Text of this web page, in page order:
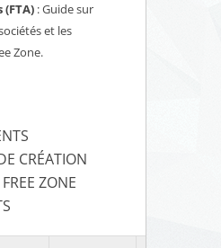
: Guide sur
et les
Zone.
CRÉATION
ZONE